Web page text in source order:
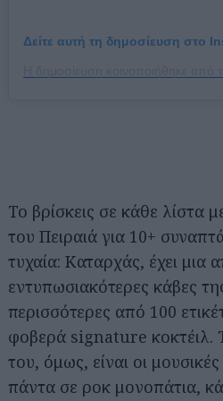
Δείτε αυτή τη δημοσίευση στο
Το βρίσκεις σε κάθε λίστα
του Πειραιά για 10+
τυχαία: Καταρχάς, έχει μια
εντυπωσιακότερες κάβες
περισσότερες από 100
φοβερά signature κοκτέιλ.
του, όμως, είναι οι
πάντα σε ροκ μονοπάτια,